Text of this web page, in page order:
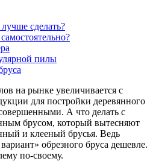
сделать?
пилы
на рынке увеличивается с
для постройки деревянного
А что делать с
брусом, который вытесняют
и клееный брусья. Ведь
обрезного бруса дешевле.
по-своему.